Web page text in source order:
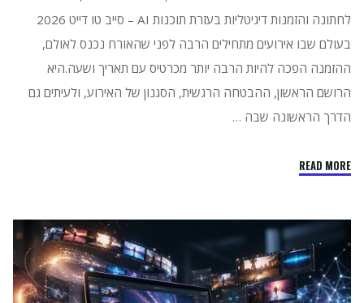
לחתונה והזמנות דיגיטליות בעזרת תוכנות AI – סייב טו דייט 2026
בעולם שבו אירועים מתחילים הרבה לפני שהאורח נכנס לאולם,
ההזמנה הפכה להיות הרבה יותר מכרטיס עם תאריך ושעה.היא
הרושם הראשון, ההבטחה הרגשית, הסגנון של האירוע, ולעיתים גם
הדרך הראשונה שבה …
READ MORE
Save
the
Date
ב2026,